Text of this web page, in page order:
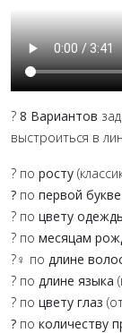
? 8 Вариантов
выстроиться в
? по росту
? по первой
? по цвету
? по месяцам
?‍♀️ по длине
? по длине языка
? по цвету глаз
? по количеству